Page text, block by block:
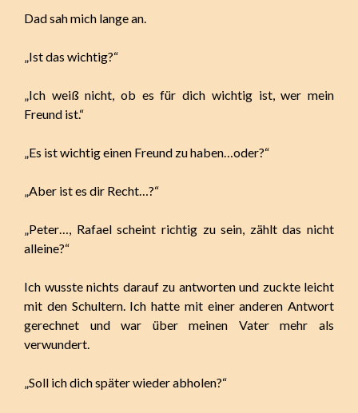
Dad sah mich lange an.
„Ist das wichtig?“
„Ich weiß nicht, ob es für dich wichtig ist, wer mein
Freund ist.“
„Es ist wichtig einen Freund zu haben…oder?“
„Aber ist es dir Recht…?“
„Peter…, Rafael scheint richtig zu sein, zählt das nicht
alleine?“
Ich wusste nichts darauf zu antworten und zuckte leicht
mit den Schultern. Ich hatte mit einer anderen Antwort
gerechnet und war über meinen Vater mehr als
verwundert.
„Soll ich dich später wieder abholen?“